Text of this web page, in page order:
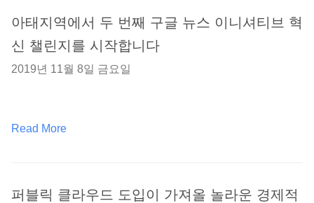
아태지역에서 두 번째 구글 뉴스 이니셔티브 혁
신 챌린지를 시작합니다
2019년 11월 8일 금요일
Read More
퍼블릭 클라우드 도입이 가져올 놀라운 경제적